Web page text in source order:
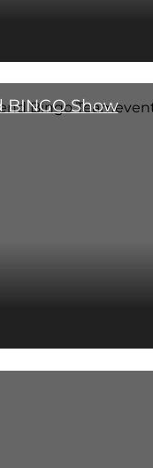
BINGO Show